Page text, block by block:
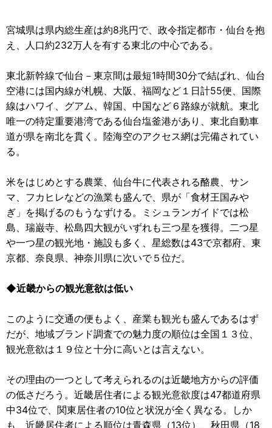
宮城県は県内総生産は約8兆円で、政令指定都市・仙台を抱
え、人口約232万人を有する東北の中心である。
東北新幹線で仙台－東京間は最短1時間30分で結ばれ、仙台
空港には国内線が札幌、大阪、福岡など１日計55便、国際
線はハワイ、グアム、韓国、中国など６路線が就航。東北
唯一の特定重要港湾である仙台塩釜港があり、東北自動車
道が県を南北を貫く。陸海空のアクセス網は完備されてい
る。
米をはじめとする農業、仙台牛に代表される酪農、サン
マ、フカヒレなどの漁業も盛んで、県が「食材王国みや
ぎ」を掲げるのもうなずける。ミシュランガイドでは松
島、瑞巌寺、松島四大観がいずれも三つ星を獲得。二つ星
や一つ星の観光地・施設も多く、星総数は43で京都府、東
京都、奈良県、神奈川県に次いで５位だ。
◆近畿からの観光意欲は低い
このように交通の便もよく、産業も観光も盛んであるはず
だが、地域ブランド調査での魅力度の順位は全国１３位、
観光意欲は１９位と十分に高いとは言えない。
その理由の一つとして考えられるのは近畿地方からの評価
の低さだろう。近畿居住者による観光意欲度は47都道府県
中34位で、関東居住者の10位と状況が全く異なる。しか
も、近畿居住者による順位は青森県（13位）、秋田県（18